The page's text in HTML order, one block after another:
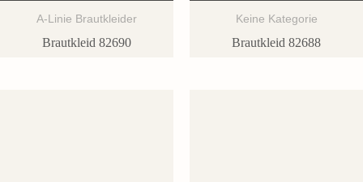
A-Linie Brautkleider
Brautkleid 82690
Keine Kategorie
Brautkleid 82688